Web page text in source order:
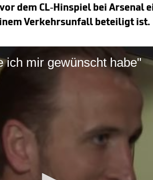
dem CL-Hinspiel bei Arsenal
Verkehrsunfall beteiligt ist.
ich mir gewünscht habe"